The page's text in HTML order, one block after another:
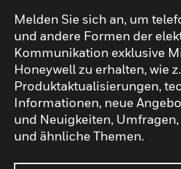
Melden Sie sich an, um
und andere Formen der
Kommunikation exklusive
Honeywell zu erhalten, wie z.
Produktaktualisierungen,
Informationen, neue
und Neuigkeiten,
und ähnliche Themen.